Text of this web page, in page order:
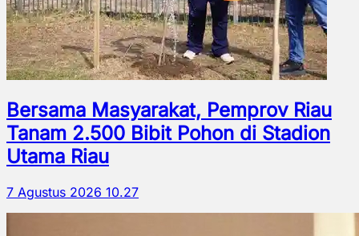
Bersama Masyarakat, Pemprov Riau
Tanam 2.500 Bibit Pohon di Stadion
Utama Riau
7 Agustus 2026 10.27